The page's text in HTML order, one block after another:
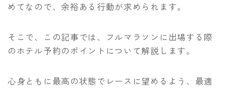
お問い合わせ
めてなので、余裕ある行動が求められます。
そこで、この記事では、フルマラソンに出場する際
のホテル予約のポイントについて解説します。
心身ともに最高の状態でレースに望めるよう、最適